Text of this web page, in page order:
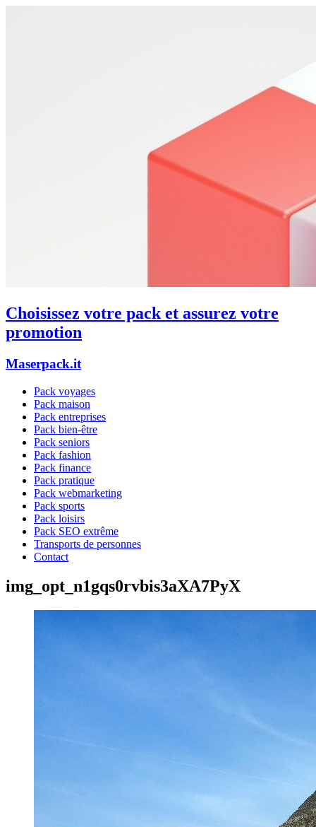
Choisissez votre pack et assurez votre
promotion
Maserpack.it
Pack voyages
Pack maison
Pack entreprises
Pack bien-être
Pack seniors
Pack fashion
Pack finance
Pack pratique
Pack webmarketing
Pack sports
Pack loisirs
Pack SEO extrême
Transports de personnes
Contact
img_opt_n1gqs0rvbis3aXA7PyX